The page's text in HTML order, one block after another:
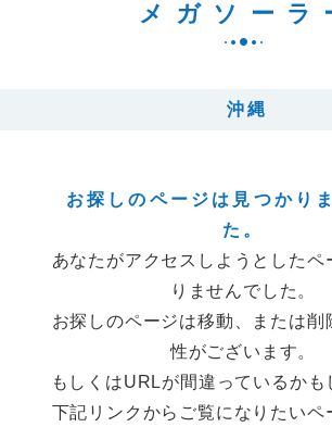
メガソーラ
沖縄
お探しのページは見つかり
た。
あなたがアクセスしようとしたペ
りませんでした。
お探しのページは移動、または削
性がございます。
もしくはURLが間違っているかも
下記リンクからご覧になりたいペ